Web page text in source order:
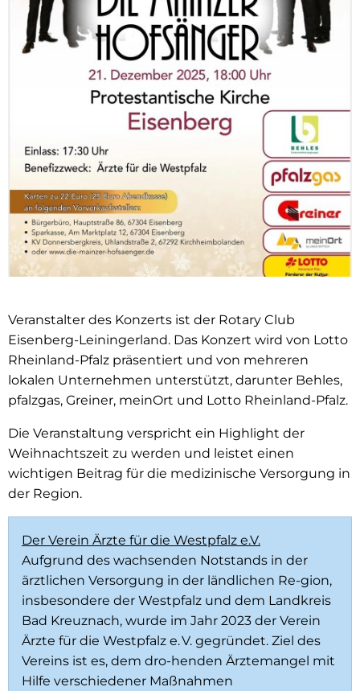
Veranstalter des Konzerts ist der Rotary Club
Eisenberg-Leiningerland. Das Konzert wird von Lotto
Rheinland-Pfalz präsentiert und von mehreren
lokalen Unternehmen unterstützt, darunter Behles,
pfalzgas, Greiner, meinOrt und Lotto Rheinland-Pfalz.
Die Veranstaltung verspricht ein Highlight der
Weihnachtszeit zu werden und leistet einen
wichtigen Beitrag für die medizinische Versorgung in
der Region.
Der Verein Ärzte für die Westpfalz e.V.
Aufgrund des wachsenden Notstands in der
ärztlichen Versorgung in der ländlichen Re-gion,
insbesondere der Westpfalz und dem Landkreis
Bad Kreuznach, wurde im Jahr 2023 der Verein
Ärzte für die Westpfalz e. V. gegründet. Ziel des
Vereins ist es, dem dro-henden Ärztemangel mit
Hilfe verschiedener Maßnahmen